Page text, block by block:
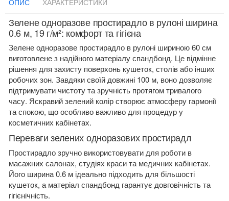
щільність
г/
м²
в
рулоні
100
м
кількість
ОПИС ХАРАКТЕРИСТИКИ
Зелене одноразове простирадло в рулоні ширина
0.6 м, 19 г/м²: комфорт та гігієна
Зелене одноразове простирадло в рулоні шириною 60 см
виготовлене з надійного матеріалу спандбонд. Це відмінне
рішення для захисту поверхонь кушеток, столів або інших
робочих зон. Завдяки своїй довжині 100 м, воно дозволяє
підтримувати чистоту та зручність протягом тривалого
часу. Яскравий зелений колір створює атмосферу гармонії
та спокою, що особливо важливо для процедур у
косметичних кабінетах.
Переваги зелених одноразових простирадл
Простирадло зручно використовувати для роботи в
масажних салонах, студіях краси та медичних кабінетах.
Його ширина 0.6 м ідеально підходить для більшості
кушеток, а матеріал спандбонд гарантує довговічність та
гігієнічність.